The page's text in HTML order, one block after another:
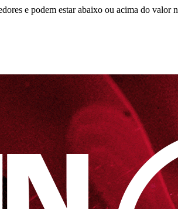
e podem estar abaixo ou acima do valor